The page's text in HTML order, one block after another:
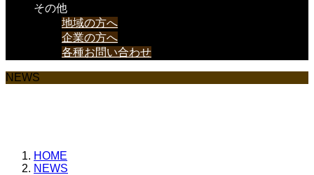
その他
地域の方へ
企業の方へ
各種お問い合わせ
NEWS
HOME
NEWS